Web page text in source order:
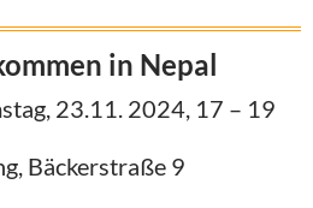
in Nepal
23.11. 2024, 17 – 19
Bäckerstraße 9